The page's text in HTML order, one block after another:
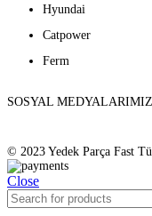
Hyundai
Catpower
Ferm
SOSYAL MEDYALARIMIZ
© 2023 Yedek Parça Fast
Close